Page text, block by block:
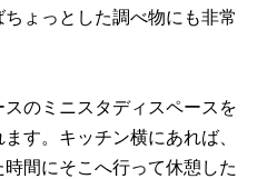
ょっとした調べ物にも非常
のミニスタディスペースを
す。キッチン横にあれば、
間にそこへ行って休憩した